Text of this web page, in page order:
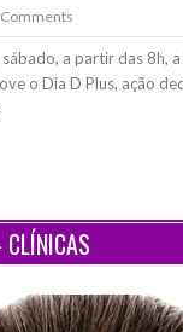
a partir das 8h, a
o Dia D Plus, ação